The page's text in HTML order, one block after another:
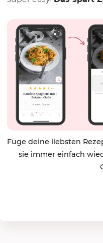
Füge deine liebsten
sie immer einfach